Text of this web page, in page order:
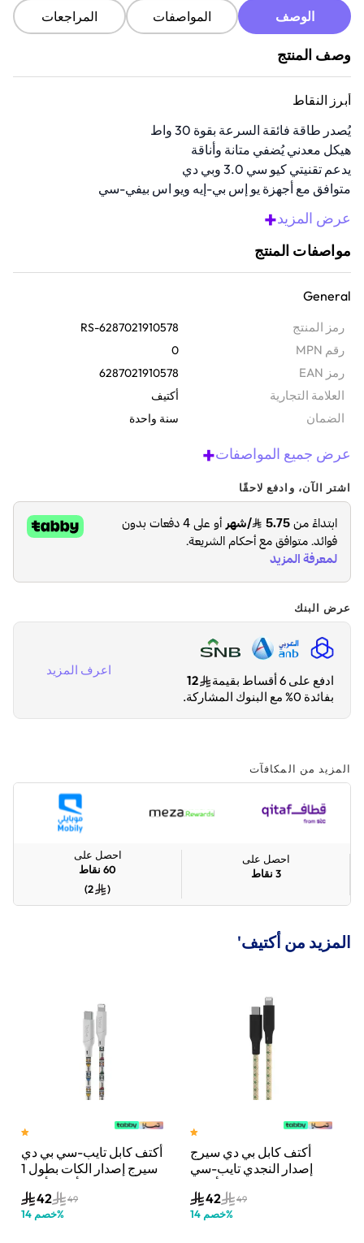
الوصف المواصفات المراجعات
وصف المنتج
أبرز النقاط
يُصدر طاقة فائقة السرعة بقوة 30 واط
هيكل معدني يُضفي متانة وأناقة
يدعم تقنيتي كيو سي 3.0 وبي دي
متوافق مع أجهزة يو إس بي-إيه ويو اس بيفي-سي
يشحن جهازين في نفس الوقت لمزيد من الراحة
مزود بمنفذي يو إس بي-إيه ومنفذ يو إس بيفي-سي، ما يتيح لك شحن
جهازين في الوقت نفسه. تصميمه المعدني لا يقتصر على مظهره الأنيق
فحسب، بل يجعله متينًا أيضًا، مما يجعله مثاليًا لهاتفك أو جهازك اللوحي أو
أي جهاز آخر يعمل بمنفذ يو إس بي.
عرض المزيد+
مواصفات المنتج
General
رمز المنتج RS-6287021910578
رقم MPN 0
رمز EAN 6287021910578
‫العلامة التجارية أكتيف
الضمان‬ سنة واحدة
عرض جميع المواصفات+
اشتر الآن، وادفع لاحقًا
عرض البنك
ادفع على 6 أقساط بقيمة
12
بفائدة 0% مع البنوك المشاركة.
اعرف المزيد
المزيد من المكافآت
احصل على
3 نقاط
احصل على
60 نقاط
(
2
)
المزيد من أكتيف'
أكتف كابل تايب-سي بي دي
سيرج إصدار الكات بطول 1
متر – أسود/أبيض
42
49
خصم 14 %
أكتف كابل بي دي سيرج
إصدار النجدي تايب-سي
42
49
خصم 14 %